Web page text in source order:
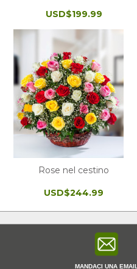
USD$199.99
Rose nel cestino
USD$244.99
MANDACI UNA EMAIL